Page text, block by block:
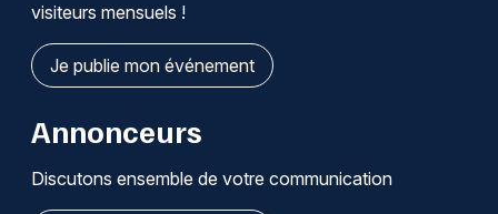
visiteurs mensuels !
Je publie mon événement
Annonceurs
Discutons ensemble de votre communication